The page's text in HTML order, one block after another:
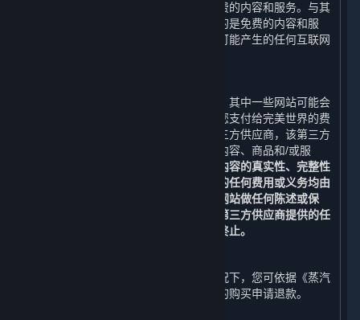
在一些情况下，完美世界可能会提供免费的内容和服务。与其
他内容和服务一样，即使完美世界提供的是免费的内容和服
务，您也必须自行负担使用蒸汽平台时可能产生的任何互联网
蒸汽平台可能会提供第三方网站的链接。其中一些网站可能会
向您额外收取费用，该等费用不包括在您支付给完美世界的费
用之内。您可能会通过蒸汽平台访问第三方供应商，该第三方
供应商可能在蒸汽平台或互联网上提供内容、商品和/或服
您有义务自行确认第三方网站及其内容的真实性、完整性
和可信性。您与该等第三方交易中产生的任何费用或义务均由
您自行承担。完美世界不对任何第三方网站做任何陈述或保
证。请特别注意，完美世界不保证通过第三方供应商提供的任
何内容和服务不会被改变、被暂停或被终止。
在不与任何您享有的法定权利冲突的情况下，您可依据《蒸汽
平台退款政策》就您在蒸汽平台上进行的购买申请退款。